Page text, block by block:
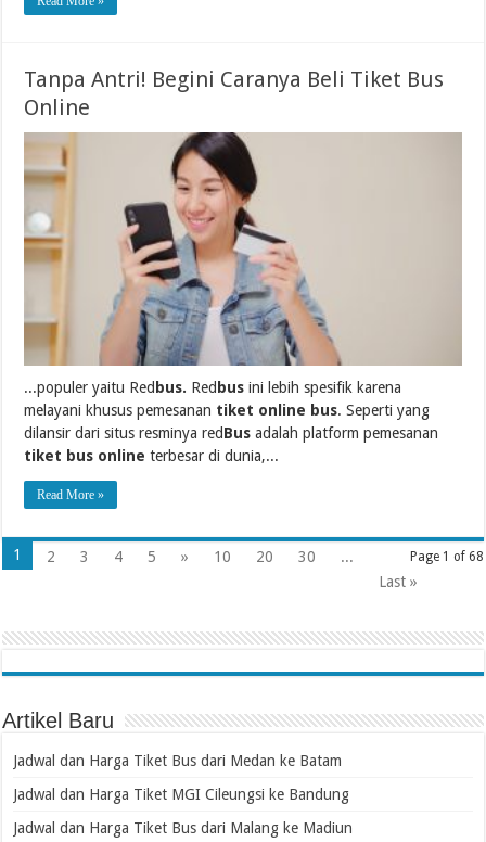
Tanpa Antri! Begini Caranya Beli Tiket Bus
Online
...populer yaitu Red bus. Red bus ini lebih spesifik karena
melayani khusus pemesanan tiket online bus. Seperti yang
dilansir dari situs resminya redBus adalah platform pemesanan
tiket bus online terbesar di dunia,...
Read More »
Page 1 of 68
1 2 3 4 5 » 10 20 30
...
Last »
Artikel Baru
Jadwal dan Harga Tiket Bus dari Medan ke Batam
Jadwal dan Harga Tiket MGI Cileungsi ke Bandung
Jadwal dan Harga Tiket Bus dari Malang ke Madiun